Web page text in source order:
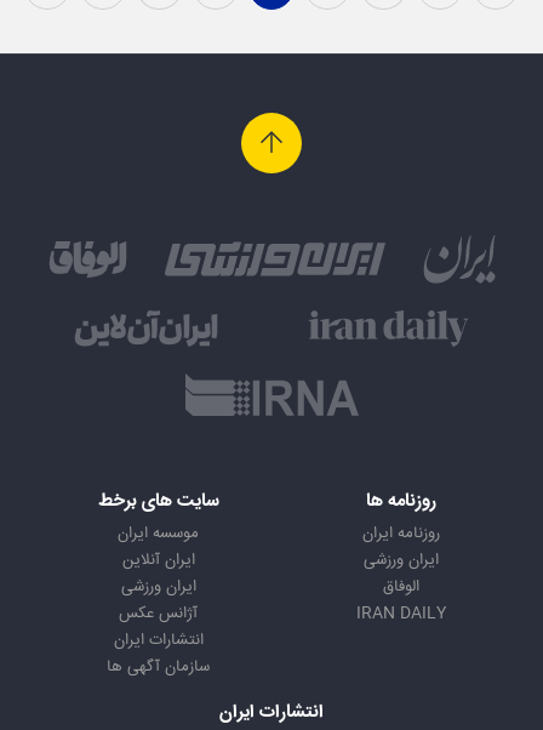
روزنامه ها
روزنامه ایران
ایران ورزشی
الوفاق
IRAN DAILY
سایت های برخط
موسسه ایران
ایران آنلاین
ایران ورزشی
آژانس عکس
انتشارات ایران
سازمان آگهی ها
انتشارات ایران